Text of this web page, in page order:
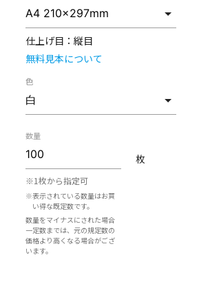
仕上げ目： 縦目
無料見本について
色
数量
※1枚から指定可
※表示されている数量はお買
い得な既定数です。
数量をマイナスにされた場合
一定数までは、元の規定数の
価格より高くなる場合がござ
います。
枚